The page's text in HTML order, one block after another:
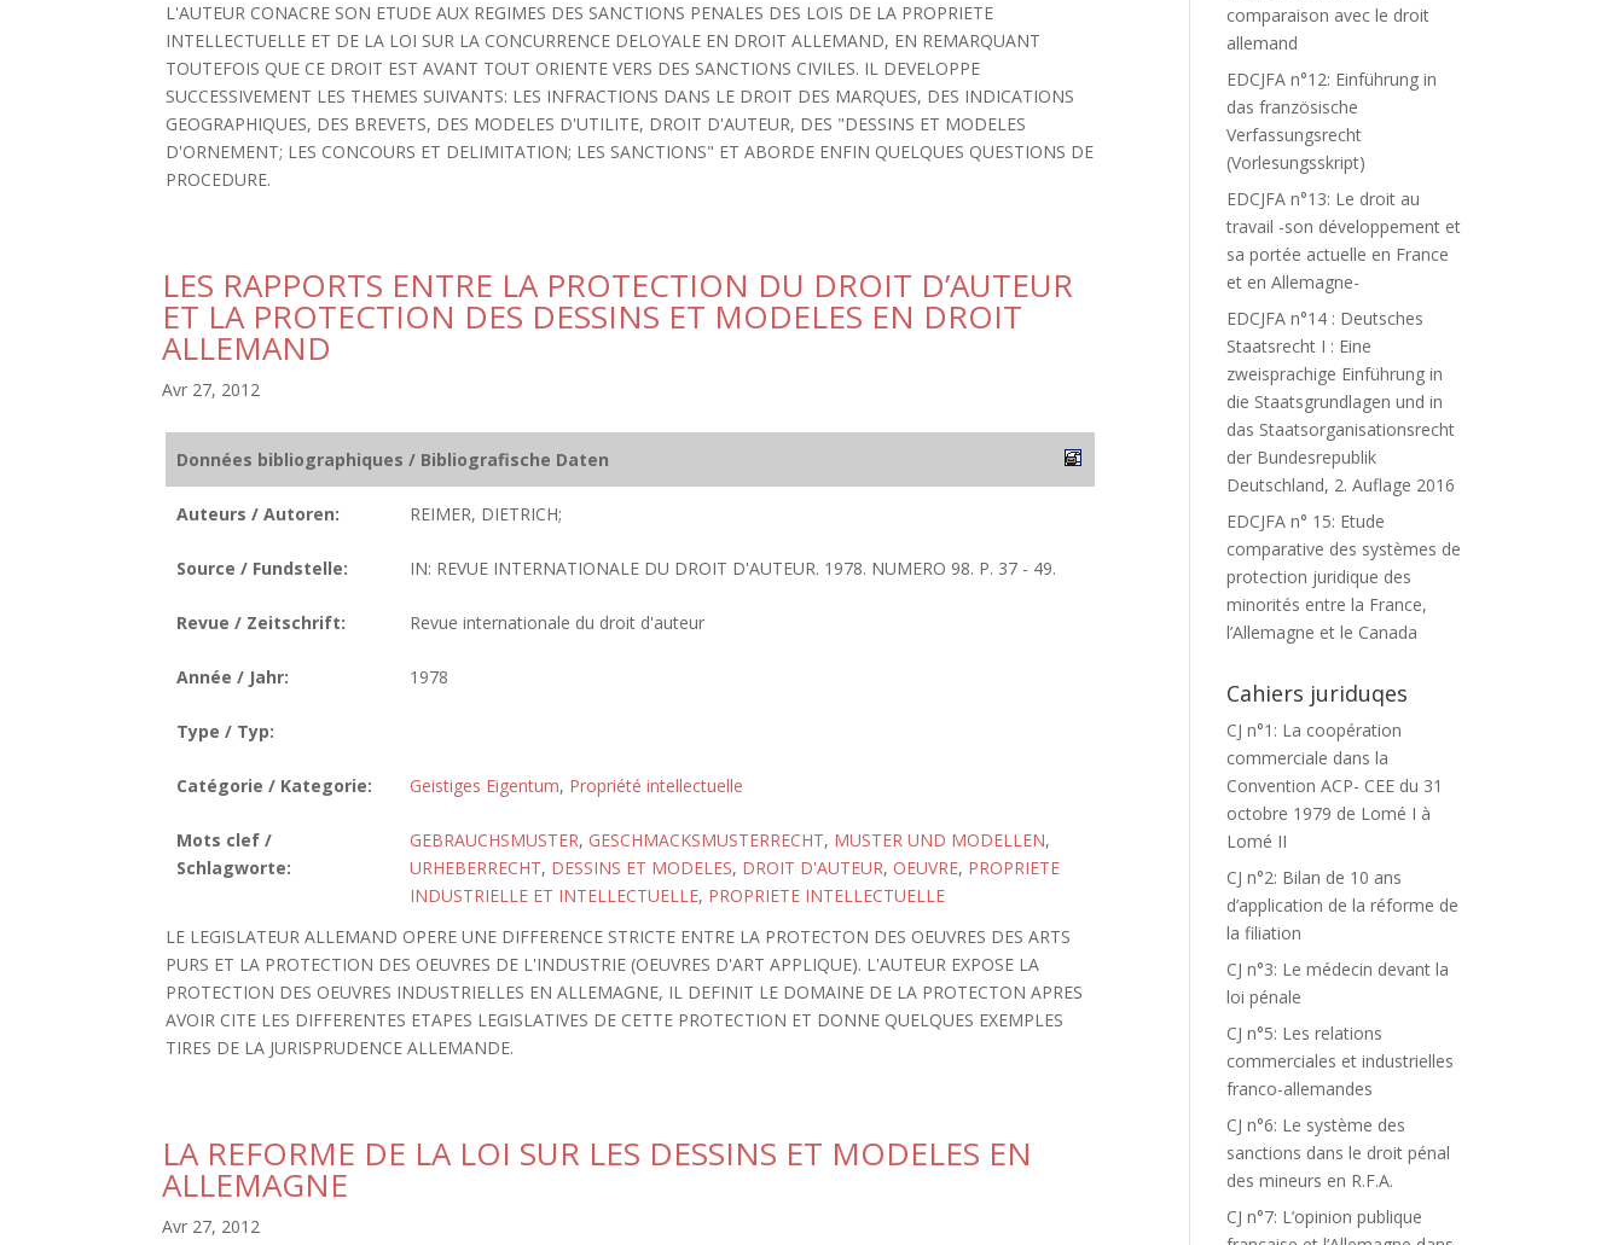
L'AUTEUR CONACRE SON ETUDE AUX REGIMES DES SANCTIONS PENALES DES LOIS DE LA PROPRIETE
INTELLECTUELLE ET DE LA LOI SUR LA CONCURRENCE DELOYALE EN DROIT ALLEMAND, EN REMARQUANT
TOUTEFOIS QUE CE DROIT EST AVANT TOUT ORIENTE VERS DES SANCTIONS CIVILES. IL DEVELOPPE
SUCCESSIVEMENT LES THEMES SUIVANTS: LES INFRACTIONS DANS LE DROIT DES MARQUES, DES INDICATIONS
GEOGRAPHIQUES, DES BREVETS, DES MODELES D'UTILITE, DROIT D'AUTEUR, DES "DESSINS ET MODELES
D'ORNEMENT; LES CONCOURS ET DELIMITATION; LES SANCTIONS" ET ABORDE ENFIN QUELQUES QUESTIONS DE
PROCEDURE.
LES RAPPORTS ENTRE LA PROTECTION DU DROIT D’AUTEUR
ET LA PROTECTION DES DESSINS ET MODELES EN DROIT
ALLEMAND
Avr 27, 2012
Données bibliographiques / Bibliografische Daten
Auteurs / Autoren: REIMER, DIETRICH;
Source / Fundstelle: IN: REVUE INTERNATIONALE DU DROIT D'AUTEUR. 1978. NUMERO 98. P. 37 - 49.
Revue / Zeitschrift: Revue internationale du droit d'auteur
Année / Jahr: 1978
Type / Typ:
Catégorie / Kategorie: Geistiges Eigentum, Propriété intellectuelle
Mots clef /
Schlagworte:
GEBRAUCHSMUSTER, GESCHMACKSMUSTERRECHT, MUSTER UND MODELLEN,
URHEBERRECHT, DESSINS ET MODELES, DROIT D'AUTEUR, OEUVRE, PROPRIETE
INDUSTRIELLE ET INTELLECTUELLE, PROPRIETE INTELLECTUELLE
LE LEGISLATEUR ALLEMAND OPERE UNE DIFFERENCE STRICTE ENTRE LA PROTECTON DES OEUVRES DES ARTS
PURS ET LA PROTECTION DES OEUVRES DE L'INDUSTRIE (OEUVRES D'ART APPLIQUE). L'AUTEUR EXPOSE LA
PROTECTION DES OEUVRES INDUSTRIELLES EN ALLEMAGNE, IL DEFINIT LE DOMAINE DE LA PROTECTON APRES
AVOIR CITE LES DIFFERENTES ETAPES LEGISLATIVES DE CETTE PROTECTION ET DONNE QUELQUES EXEMPLES
TIRES DE LA JURISPRUDENCE ALLEMANDE.
LA REFORME DE LA LOI SUR LES DESSINS ET MODELES EN
ALLEMAGNE
Avr 27, 2012
comparaison avec le droit
allemand
EDCJFA n°12: Einführung in
das französische
Verfassungsrecht
(Vorlesungsskript)
EDCJFA n°13: Le droit au
travail -son développement et
sa portée actuelle en France
et en Allemagne-
EDCJFA n°14 : Deutsches
Staatsrecht I : Eine
zweisprachige Einführung in
die Staatsgrundlagen und in
das Staatsorganisationsrecht
der Bundesrepublik
Deutschland, 2. Auflage 2016
EDCJFA n° 15: Etude
comparative des systèmes de
protection juridique des
minorités entre la France,
l’Allemagne et le Canada
Cahiers juriduqes
CJ n°1: La coopération
commerciale dans la
Convention ACP- CEE du 31
octobre 1979 de Lomé I à
Lomé II
CJ n°2: Bilan de 10 ans
d’application de la réforme de
la filiation
CJ n°3: Le médecin devant la
loi pénale
CJ n°5: Les relations
commerciales et industrielles
franco-allemandes
CJ n°6: Le système des
sanctions dans le droit pénal
des mineurs en R.F.A.
CJ n°7: L’opinion publique